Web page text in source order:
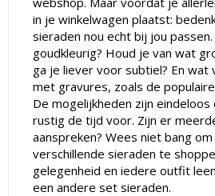
in je winkelwagen plaatst:
sieraden nou echt bij jou
goudkleurig? Houd je van wat
ga je liever voor subtiel? En wat
met gravures, zoals de populaire
De mogelijkheden zijn
rustig de tijd voor. Zijn er
aanspreken? Wees niet bang
verschillende sieraden te
gelegenheid en iedere outfit
een andere set sieraden.